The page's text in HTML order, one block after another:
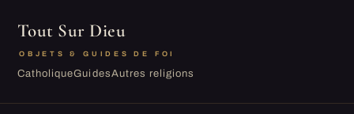
Tout Sur Dieu
OBJETS & GUIDES DE FOI
CatholiqueGuidesAutres religions